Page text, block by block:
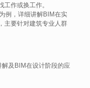
作或换工作。
例，详细讲解BIM在实
主要针对建筑专业人群
及BIM在设计阶段的应